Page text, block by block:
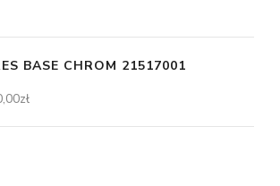
BASE CHROM 21517001
zł